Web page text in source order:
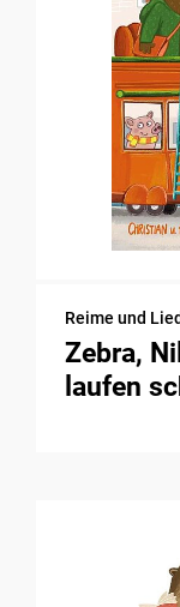
Reime und
Zebra,
laufen